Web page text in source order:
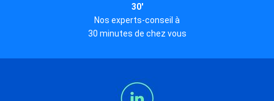
30'
Nos experts-conseil à
30 minutes de chez vous